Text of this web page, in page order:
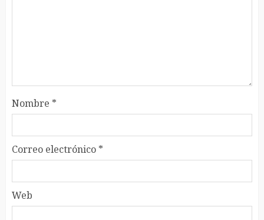
Nombre *
Correo electrónico *
Web